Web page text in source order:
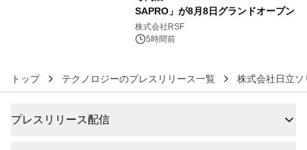
SAPRO」が8月8日グランドオープン
株式会社RSF
5時間前
トップ テクノロジーのプレスリリース一覧 株式会社日立
プレスリリース配信